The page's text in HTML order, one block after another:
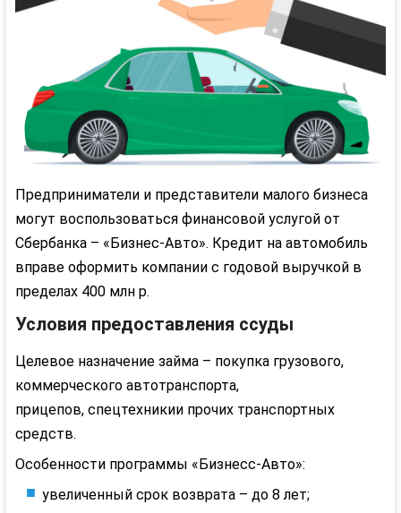
Предприниматели и представители малого бизнеса
могут воспользоваться финансовой услугой от
Сбербанка – «Бизнес-Авто». Кредит на автомобиль
вправе оформить компании с годовой выручкой в
пределах 400 млн р.
Условия предоставления ссуды
Целевое назначение займа – покупка грузового,
коммерческого автотранспорта,
прицепов, спецтехникии прочих транспортных
средств.
Особенности программы «Бизнесс-Авто»:
увеличенный срок возврата – до 8 лет;